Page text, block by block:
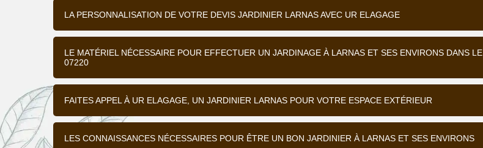
LA PERSONNALISATION DE VOTRE DEVIS JARDINIER LARNAS AVEC UR ELAGAGE
LE MATÉRIEL NÉCESSAIRE POUR EFFECTUER UN JARDINAGE À LARNAS ET SES ENVIRONS DANS LE
07220
FAITES APPEL À UR ELAGAGE, UN JARDINIER LARNAS POUR VOTRE ESPACE EXTÉRIEUR
LES CONNAISSANCES NÉCESSAIRES POUR ÊTRE UN BON JARDINIER À LARNAS ET SES ENVIRONS